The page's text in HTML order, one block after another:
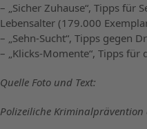
– „Sicher Zuhause“, Tipps für
Lebensalter (179.000
– „Sehn-Sucht“, Tipps gegen
– „Klicks-Momente“, Tipps
Quelle Foto und Text:
Polizeiliche Kriminalprävention